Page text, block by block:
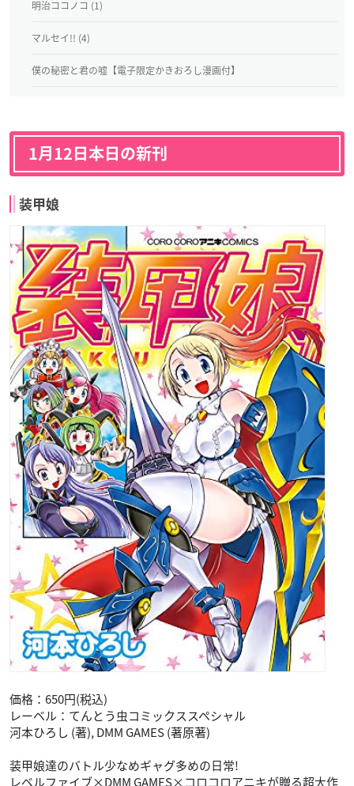
明治ココノコ (1)
マルセイ!! (4)
僕の秘密と君の嘘【電子限定かきおろし漫画付】
1月12日本日の新刊
装甲娘
価格：650円(税込)
レーベル：てんとう虫コミックススペシャル
河本ひろし (著), DMM GAMES (著原著)
装甲娘達のバトル少なめギャグ多めの日常!
レベルファイブ×DMM GAMES×コロコロアニキが贈る超大作